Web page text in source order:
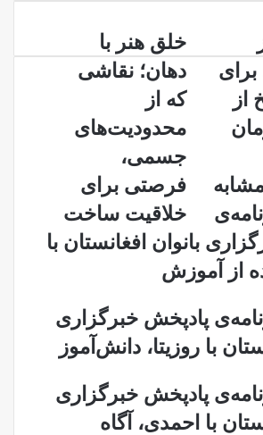
خلق
هنر
با
دهان؛
که
محدودیت‌های
جسمی،
فرصتی
برای
خلاقیت
ساخت
خلق هنر با
دهان؛ نقاشی
که از
محدودیت‌های
جسمی،
فرصتی برای
خلاقیت ساخت
برای
از
بانوان افغانستان با
از آموزش
پادپخش خبرگزاری
با روزیتا، دانش‌آموز
پادپخش خبرگزاری
با احمدی، آگاه